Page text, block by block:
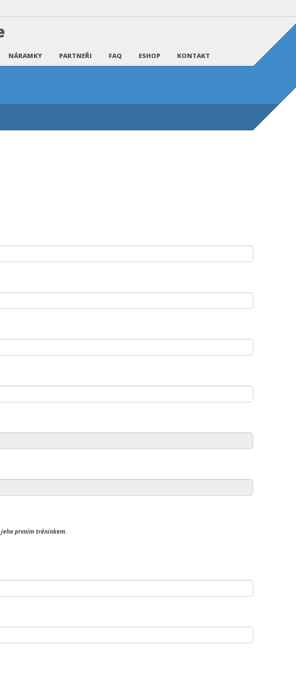
NÁRAMKY PARTNEŘI FAQ ESHOP KONTAKT
jeho prvním tréninkem.